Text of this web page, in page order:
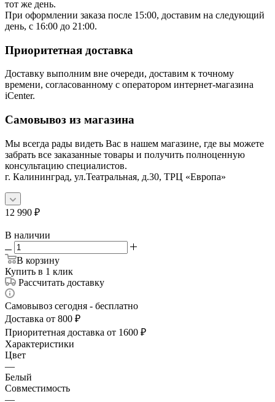
тот же день.
При оформлении заказа после 15:00, доставим на следующий
день, с 16:00 до 21:00.
Приоритетная доставка
Доставку выполним вне очереди, доставим к точному
времени, согласованному с оператором интернет-магазина
iCenter.
Самовывоз из магазина
Мы всегда рады видеть Вас в нашем магазине, где вы можете
забрать все заказанные товары и получить полноценную
консультацию специалистов.
г. Калининград, ул.Театральная, д.30, ТРЦ «Европа»
12 990 ₽
В наличии
В корзину
Купить в 1 клик
Рассчитать доставку
Самовывоз сегодня - бесплатно
Доставка от 800 ₽
Приоритетная доставка от 1600 ₽
Характеристики
Цвет
—
Белый
Совместимость
—